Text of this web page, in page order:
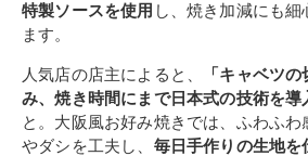
特製ソースを使用 し、焼き加減にも
ます。
人気店の店主によると、
「キャベツ
み、焼き時間にまで日本式の技術を導
と。大阪風お好み焼きでは、ふわふ
やダシを工夫し、 毎日手作りの生地を